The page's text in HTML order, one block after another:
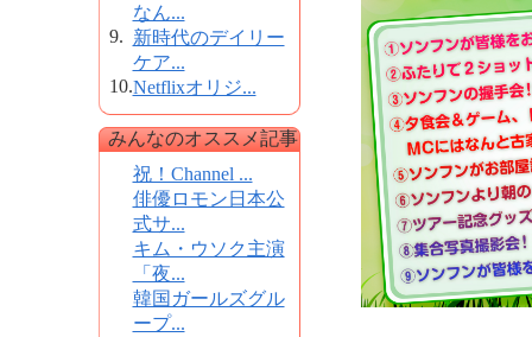
なん...
9. 新時代のデイリー
ケア...
10.Netflixオリジ...
みんなのオススメ記事
祝！Channel ...
俳優ロモン日本公
式サ...
キム・ウソク主演
「夜...
韓国ガールズグル
ープ...